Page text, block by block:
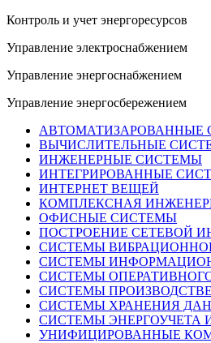
Контроль и учет энергоресурсов
Управление электроснабжением
Управление энергоснабжением
Управление энергосбережением
АВТОМАТИЗАРОВАННЫЕ
ВЫЧИСЛИТЕЛЬНЫЕ
ИНЖЕНЕРНЫЕ СИСТЕМЫ
ИНТЕГРИРОВАННЫЕ
ИНТЕРНЕТ ВЕЩЕЙ
КОМПЛЕКСНАЯ
ОФИСНЫЕ СИСТЕМЫ
ПОСТРОЕНИЕ СЕТЕВОЙ
СИСТЕМЫ
СИСТЕМЫ
СИСТЕМЫ
СИСТЕМЫ
СИСТЕМЫ ХРАНЕНИЯ
СИСТЕМЫ ЭНЕРГОУЧЕТА
УНИФИЦИРОВАННЫЕ